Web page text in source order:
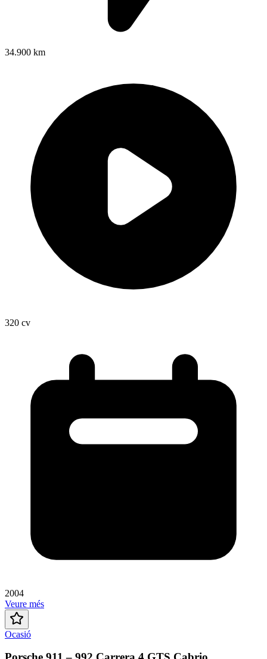
34.900 km
320 cv
2004
Veure més
Ocasió